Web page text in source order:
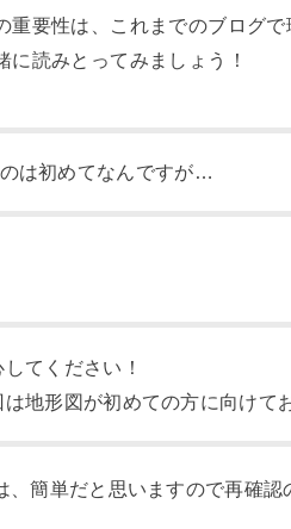
重要性は、これまでのブログ
に読みとってみましょう！
は初めてなんですが…
してください！
は地形図が初めての方に向けて
、簡単だと思いますので再確認